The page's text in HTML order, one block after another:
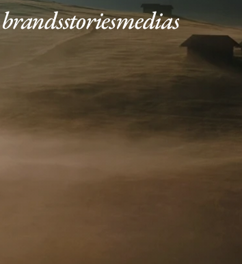
brandsstoriesmedias